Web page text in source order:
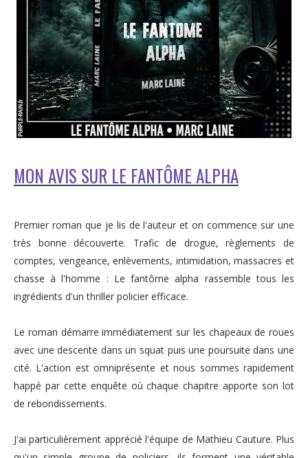
MON AVIS SUR LE FANTÔME ALPHA
Premier roman que je lis de l'auteur et on commence sur une
très bonne découverte. Trafic de drogue, règlements de
comptes, vengeance, enlèvements, intimidation, massacres et
chasse à l'homme : Le fantôme alpha rassemble tous les
ingrédients d'un thriller policier efficace.
Le roman démarre immédiatement sur les chapeaux de roues
avec une descente dans un squat puis une poursuite dans une
cité. L'action est omniprésente et nous sommes rapidement
happé par cette enquête où chaque chapitre apporte son lot
de rebondissements.
J'ai particulièrement apprécié l'équipe de Mathieu Cauture. Plus